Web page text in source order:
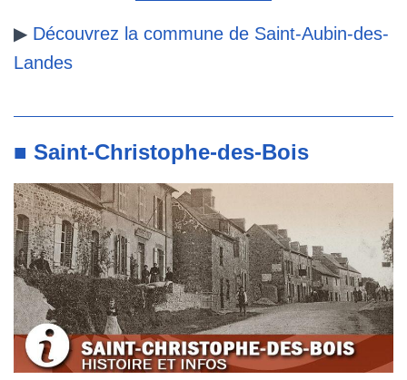
▶ Découvrez la commune de Saint-Aubin-des-
Landes
■ Saint-Christophe-des-Bois